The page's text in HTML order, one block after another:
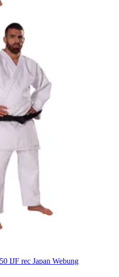
IJF rec Japan Webung